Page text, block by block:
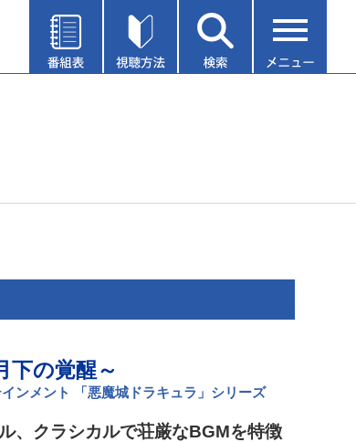
下の覚醒～
ンメント 「悪魔城ドラキュラ」シリーズ
、クラシカルで荘厳なBGMを特徴